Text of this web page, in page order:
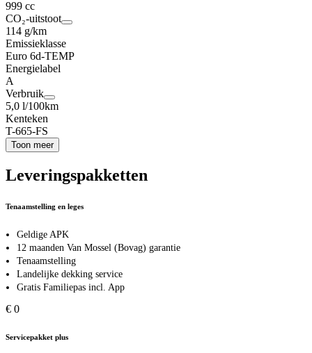
999 cc
CO₂-uitstoot
114 g/km
Emissieklasse
Euro 6d-TEMP
Energielabel
A
Verbruik
5,0 l/100km
Kenteken
T-665-FS
Toon meer
Leveringspakketten
Tenaamstelling en leges
Geldige APK
12 maanden Van Mossel (Bovag) garantie
Tenaamstelling
Landelijke dekking service
Gratis Familiepas incl. App
€ 0
Servicepakket plus